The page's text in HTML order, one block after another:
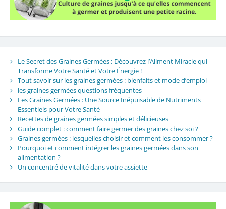
Le Secret des Graines Germées : Découvrez l’Aliment Miracle qui
Transforme Votre Santé et Votre Énergie !
Tout savoir sur les graines germées : bienfaits et mode d’emploi
les graines germées questions fréquentes
Les Graines Germées : Une Source Inépuisable de Nutriments
Essentiels pour Votre Santé
Recettes de graines germées simples et délicieuses
Guide complet : comment faire germer des graines chez soi ?
Graines germées : lesquelles choisir et comment les consommer ?
Pourquoi et comment intégrer les graines germées dans son
alimentation ?
Un concentré de vitalité dans votre assiette